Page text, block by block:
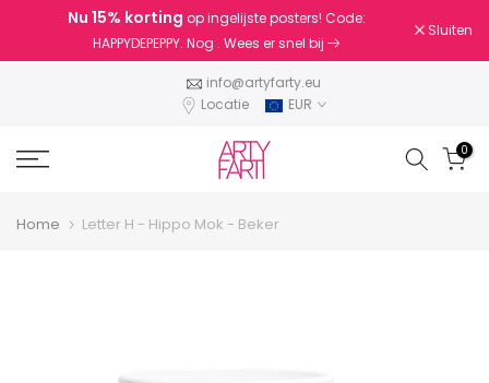
Doorgaan
Nu 15% korting op ingelijste posters! Code:
HAPPYDEPEPPY. Nog . Wees er snel bij
Sluiten
info@artyfarty.eu
Locatie
EUR
0
Home Letter H - Hippo Mok - Beker